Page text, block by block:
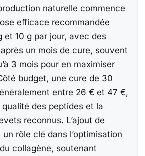
naturelle commence
efficace recommandée
et 10 g par jour, avec des
un mois de cure, souvent
3 mois pour en maximiser
budget, une cure de 30
entre 26 € et 47 €,
des peptides et la
reconnus. L’ajout de
rôle clé dans l’optimisation
collagène, soutenant